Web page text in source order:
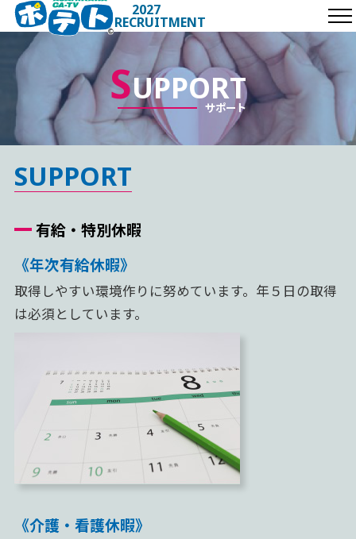
2027
RECRUITMENT
INFORMATION
COMPANY
INTERVIEW
SUPPORT
サポート
SUPPORT
有給・特別休暇
《年次有給休暇》
取得しやすい環境作りに努めています。年５日の取得
は必須としています。
《介護・看護休暇》